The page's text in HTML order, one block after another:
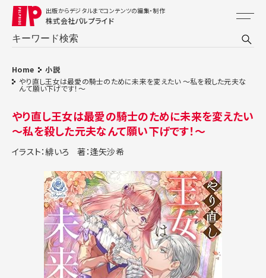
出版からデジタルまでコンテンツの編集・制作
株式会社パルプライド
Home
小説
やり直し王女は最愛の騎士のために未来を変えたい ～私を殺した元夫な
んて願い下げです！～
やり直し王女は最愛の騎士のために未来を変えたい
～私を殺した元夫なんて願い下げです！～
イラスト：緋いろ 著：逢矢沙希